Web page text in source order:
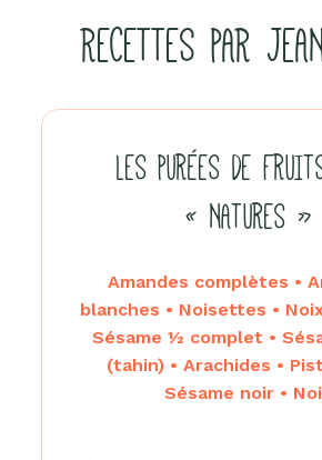
RECETTES PAR
LES PURÉES DE
« NATURES »
Amandes complètes •
blanches • Noisettes •
Sésame ½ complet •
(tahin) • Arachides •
Sésame noir •